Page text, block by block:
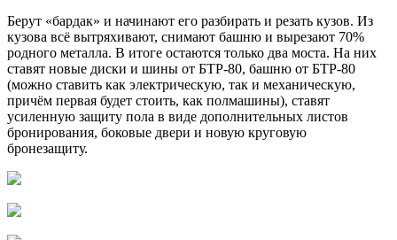
Берут «бардак» и начинают его разбирать и резать кузов. Из
кузова всё вытряхивают, снимают башню и вырезают 70%
родного металла. В итоге остаются только два моста. На них
ставят новые диски и шины от БТР-80, башню от БТР-80
(можно ставить как электрическую, так и механическую,
причём первая будет стоить, как полмашины), ставят
усиленную защиту пола в виде дополнительных листов
бронирования, боковые двери и новую круговую
бронезащиту.